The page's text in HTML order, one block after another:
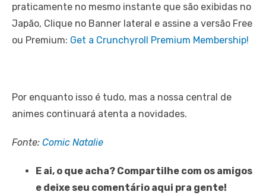
praticamente no mesmo instante que são exibidas no
Japão, Clique no Banner lateral e assine a versão Free
ou Premium: Get a Crunchyroll Premium Membership!
Por enquanto isso é tudo, mas a nossa central de
animes continuará atenta a novidades.
Fonte: Comic Natalie
E ai, o que acha? Compartilhe com os amigos
e deixe seu comentário aqui pra gente!